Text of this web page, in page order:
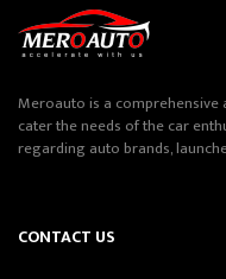
Meroauto is a
cater the needs of the car
regarding auto brands,
CONTACT US